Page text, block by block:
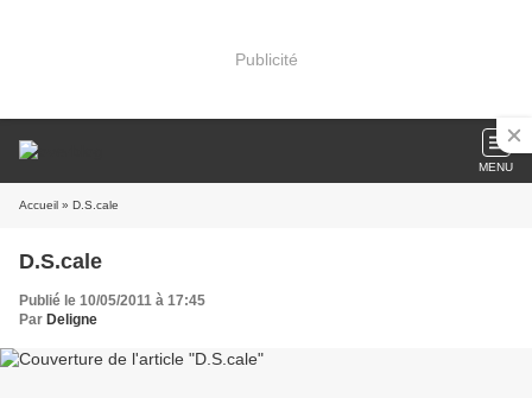
Publicité
MENU
Accueil » D.S.cale
D.S.cale
Publié le 10/05/2011 à 17:45
Par Deligne